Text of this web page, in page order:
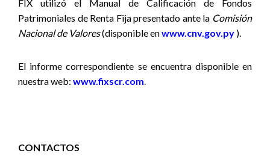
FIX utilizó el Manual de Calificación de Fondos
Patrimoniales de Renta Fija presentado ante la Comisión
Nacional de Valores(disponible enwww.cnv.gov.py ).
El informe correspondiente se encuentra disponible en
nuestra web: www.fixscr.com.
CONTACTOS